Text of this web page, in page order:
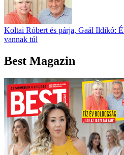
Koltai Róbert és párja, Gaál Ildikó:
vannak túl
Best Magazin